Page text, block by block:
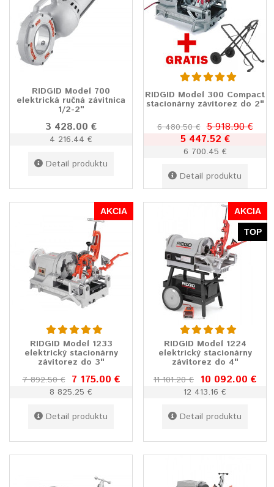
RIDGID Model 700
elektrická ručná závitnica
1/2-2"
3 428.00 €
4 216.44 €
Detail produktu
RIDGID Model 300 Compact
stacionárny závitorez do 2"
6 480.50 € 5 918.90 €
5 447.52 €
6 700.45 €
Detail produktu
AKCIA
RIDGID Model 1233
elektrický stacionárny
závitorez do 3"
7 892.50 € 7 175.00 €
8 825.25 €
Detail produktu
AKCIA
TOP
RIDGID Model 1224
elektrický stacionárny
závitorez do 4"
11 101.20 € 10 092.00 €
12 413.16 €
Detail produktu